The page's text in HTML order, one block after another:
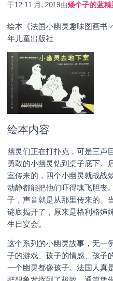
于12 11 月, 2019由矮个子的蓝精
绘本《法国小幽灵趣味图画书
年儿童出版社
绘本内容
幽灵们正在打扑克，可是三声
勇敢的小幽灵钻到桌子底下。
室传来的，四个小幽灵就战战
动静都能把他们吓得魂飞胆丧
子，声音就是从那里传来的。
谜底揭开了，原来是格利格婶
生日宴会。
这个系列的小幽灵故事，无一
子的游戏、孩子的情感、孩子
一个幽灵都像孩子。法国人真